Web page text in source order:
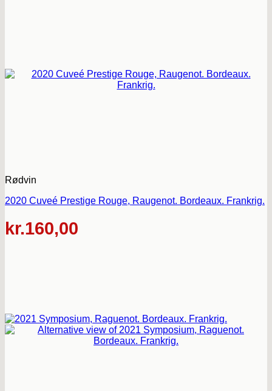
Rødvin
2020 Cuveé Prestige Rouge, Raugenot. Bordeaux. Frankrig.
kr.160,00